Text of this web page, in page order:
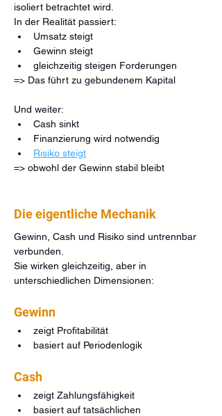
isoliert betrachtet wird.
In der Realität passiert:
Umsatz steigt
Gewinn steigt
gleichzeitig steigen Forderungen
=> Das führt zu gebundenem Kapital
Und weiter:
Cash sinkt
Finanzierung wird notwendig
Risiko steigt
=> obwohl der Gewinn stabil bleibt
Die eigentliche Mechanik
Gewinn, Cash und Risiko sind untrennbar
verbunden.
Sie wirken gleichzeitig, aber in
unterschiedlichen Dimensionen:
Gewinn
zeigt Profitabilität
basiert auf Periodenlogik
Cash
zeigt Zahlungsfähigkeit
basiert auf tatsächlichen